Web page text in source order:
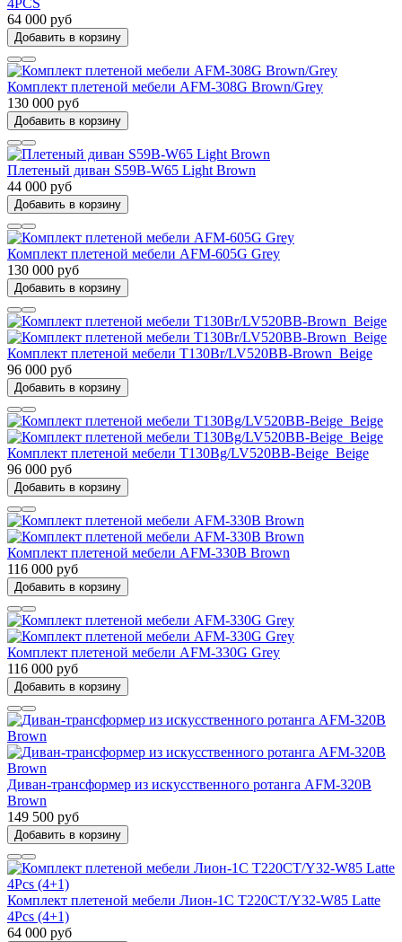
4PCS
64 000 руб
Добавить в корзину
Комплект плетеной мебели AFM-308G Brown/Grey
130 000 руб
Добавить в корзину
Плетеный диван S59B-W65 Light Brown
44 000 руб
Добавить в корзину
Комплект плетеной мебели AFM-605G Grey
130 000 руб
Добавить в корзину
Комплект плетеной мебели T130Br/LV520BB-Brown_Beige
96 000 руб
Добавить в корзину
Комплект плетеной мебели T130Bg/LV520BB-Beige_Beige
96 000 руб
Добавить в корзину
Комплект плетеной мебели AFM-330B Brown
116 000 руб
Добавить в корзину
Комплект плетеной мебели AFM-330G Grey
116 000 руб
Добавить в корзину
Диван-трансформер из искусственного ротанга AFM-320B
Brown
149 500 руб
Добавить в корзину
Комплект плетеной мебели Лион-1C T220CT/Y32-W85 Latte
4Pcs (4+1)
64 000 руб